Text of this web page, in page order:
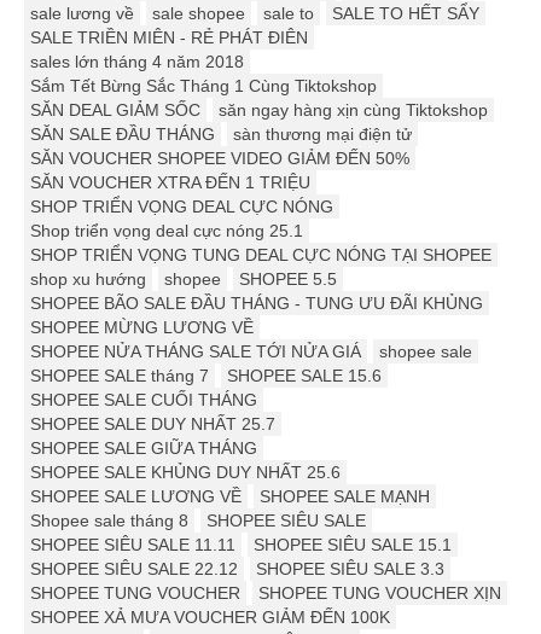
sale lương về
sale shopee sale to
SALE TO HẾT SẨY
SALE TRIỀN MIÊN - RẺ PHÁT ĐIÊN
sales lớn tháng 4 năm 2018
Sắm Tết Bừng Sắc Tháng 1 Cùng Tiktokshop
SĂN DEAL GIẢM SỐC
săn ngay hàng xịn cùng Tiktokshop
SĂN SALE ĐẦU THÁNG
sàn thương mại điện tử
SĂN VOUCHER SHOPEE VIDEO GIẢM ĐẾN 50%
SĂN VOUCHER XTRA ĐẾN 1 TRIỆU
SHOP TRIỂN VỌNG DEAL CỰC NÓNG
Shop triển vọng deal cực nóng 25.1
SHOP TRIỂN VỌNG TUNG DEAL CỰC NÓNG TẠI SHOPEE
shop xu hướng
shopee
SHOPEE 5.5
SHOPEE BÃO SALE ĐẦU THÁNG - TUNG ƯU ĐÃI KHỦNG
SHOPEE MỪNG LƯƠNG VỀ
SHOPEE NỬA THÁNG SALE TỚI NỬA GIÁ
shopee sale
SHOPEE SALE tháng 7
SHOPEE SALE 15.6
SHOPEE SALE CUỐI THÁNG
SHOPEE SALE DUY NHẤT 25.7
SHOPEE SALE GIỮA THÁNG
SHOPEE SALE KHỦNG DUY NHẤT 25.6
SHOPEE SALE LƯƠNG VỀ
SHOPEE SALE MẠNH
Shopee sale tháng 8
SHOPEE SIÊU SALE
SHOPEE SIÊU SALE 11.11
SHOPEE SIÊU SALE 15.1
SHOPEE SIÊU SALE 22.12
SHOPEE SIÊU SALE 3.3
SHOPEE TUNG VOUCHER
SHOPEE TUNG VOUCHER XỊN
SHOPEE XẢ MƯA VOUCHER GIẢM ĐẾN 100K